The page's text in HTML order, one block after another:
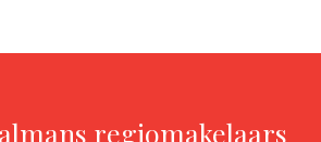
regiomakelaars